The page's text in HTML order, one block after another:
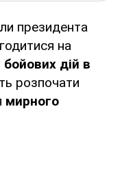
президента
на
бойових дій в
розпочати
мирного